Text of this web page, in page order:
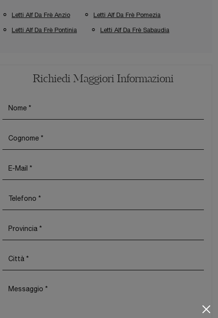
Letti Alf Da Frè Anzio Letti Alf Da Frè Pomezia
Letti Alf Da Frè Pontinia Letti Alf Da Frè Sabaudia
Richiedi Maggiori Informazioni